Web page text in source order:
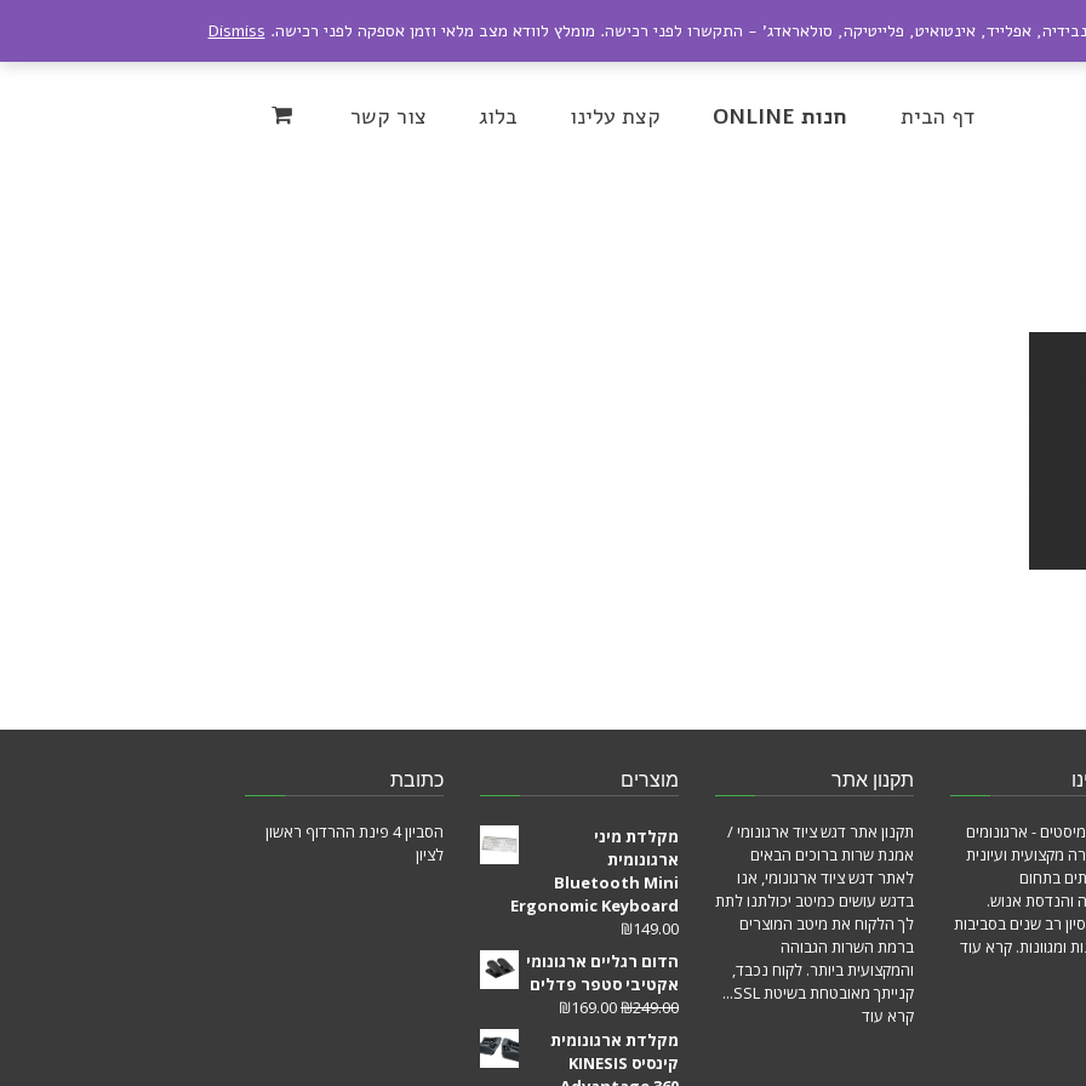
nir@dagesh.co.il
Facebook
Twitter
Google+
YouTube
Instagram
דף הבית חנות ONLINE קצת עלינו בלוג צור קשר
- ארגונומים
מקצועית ועיונית
בתחום
והנדסת אנוש.
רב שנים בסביבות
ומגוונות. קרא עוד
תקנון אתר
תקנון אתר דגש ציוד ארגונומי /
אמנת שרות ברוכים הבאים
לאתר דגש ציוד ארגונומי, אנו
בדגש עושים כמיטב יכולתנו לתת
לך הלקוח את מיטב המוצרים
ברמת השרות הגבוהה
והמקצועית ביותר. לקוח נכבד,
קנייתך מאובטחת בשיטת SSL...
קרא עוד
מוצרים
מקלדת מיני
ארגונומית
Bluetooth Mini
Ergonomic Keyboard
₪149.00
הדום רגליים ארגונומי
אקטיבי סטפר פדלים
₪249.00
₪169.00
מקלדת ארגונומית
קינסיס KINESIS
כתובת
הסביון 4 פינת ההרדוף ראשון
לציון
אפלייד, אינטואיט, פלייטיקה, סולאראדג' - התקשרו לפני רכישה. מומלץ לוודא מצב מלאי וזמן אספקה לפני רכישה. Dismiss